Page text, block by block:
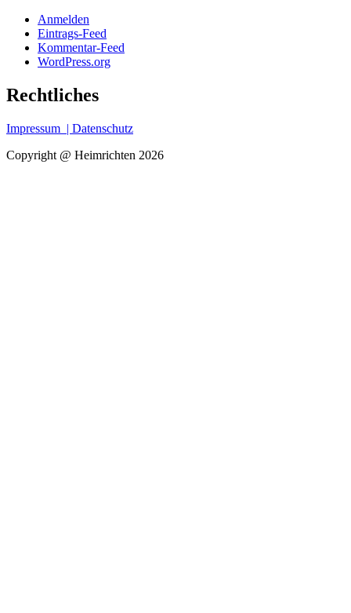
Anmelden
Eintrags-Feed
Kommentar-Feed
WordPress.org
Rechtliches
Impressum | Datenschutz
Copyright @ Heimrichten 2026